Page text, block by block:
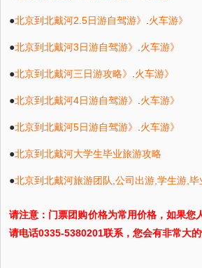
●北京到北戴河2.5日游自驾游》 火车游》
●北京到北戴河3日游自驾游》 火车游》
●北京到北戴河三日游攻略》 火车游》
●北京到北戴河4日游自驾游》 火车游》
●北京到北戴河5日游自驾游》 火车游》
●北京到北戴河大学生毕业旅游攻略
●北京到北戴河旅游团队,公司出游,学生游,毕
请注意：门票团购价格为常用价格，如果您
请电话0335-5380201联系，您会有非常大的